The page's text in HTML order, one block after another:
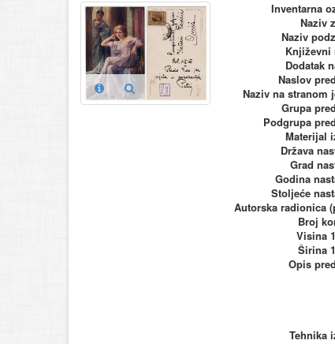
Inventarna
Naziv
Naziv
Književni
Dodatak
Naslov
Naziv na stranom
Grupa
Podgrupa
Materijal
Država
Grad
Godina
Stoljeće
Broj
Visina
Širina
Opis
Tehnika